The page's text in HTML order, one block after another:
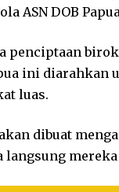
ASN DOB
penciptaan
ini diarahkan
luas.
dibuat